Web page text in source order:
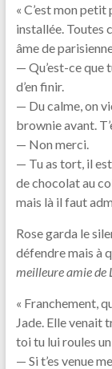
« C’est mon
installée. Toutes
âme de
— Qu’est-ce que
d’en finir.
— Du calme, on
brownie avant.
— Non merci.
— Tu as tort, il
de chocolat au
mais là il faut
Rose garda le
défendre mais à
meilleure amie de
« Franchement,
Jade. Elle venait
toi tu lui roules
— Si t’es venue